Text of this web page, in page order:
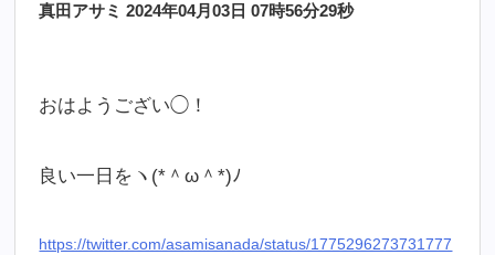
真田アサミ 2024年04月03日 07時56分29秒
おはようござい◯！
良い一日をヽ(*＾ω＾*)ﾉ
https://twitter.com/asamisanada/status/1775296273731777